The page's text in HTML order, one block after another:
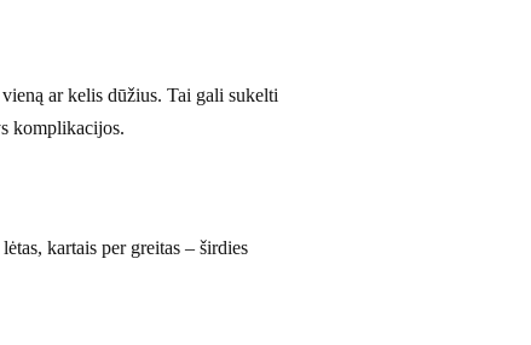
ar kelis dūžius. Tai gali sukelti
komplikacijos.
kartais per greitas – širdies